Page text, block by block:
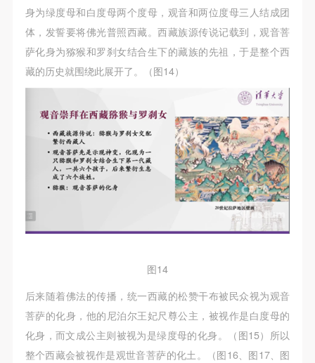
身为绿度母和白度母两个度母，观音和两位度母三人结成团
体，发誓要将佛光普照西藏。西藏族源传说记载到，观音菩
萨化身为猕猴和罗刹女结合生下的藏族的先祖，于是整个西
藏的历史就围绕此展开了。（图14）
图14
后来随着佛法的传播，统一西藏的松赞干布被民众视为观音
菩萨的化身，他的尼泊尔王妃尺尊公主，被视作是白度母的
化身，而文成公主则被视为是绿度母的化身。（图15）所以
整个西藏会被视作是观世音菩萨的化土。（图16、图17、图